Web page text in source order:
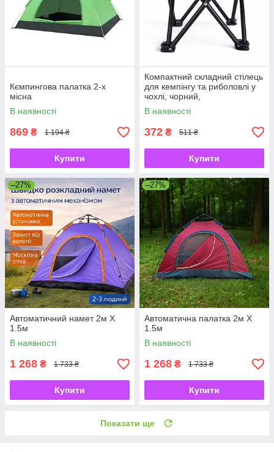
Кємпингова палатка 2-х
місна
В наявності
869 ₴ 1 194 ₴
Купити
Компактний складний стілець
для кемпінгу та риболовлі у
чохлі, чорний,
В наявності
372 ₴ 511 ₴
Купити
–27%
Автоматичний намет 2м Х
1.5м
В наявності
1 268 ₴ 1 733 ₴
Купити
–27%
Автоматична палатка 2м Х
1.5м
В наявності
1 268 ₴ 1 733 ₴
Купити
Показати ще